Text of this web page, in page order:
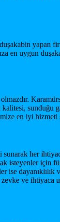
yapan
en uygun
sunduğu
en iyi hizmeti
her
isteyenler için
dayanıklılık
ve ihtiyaca